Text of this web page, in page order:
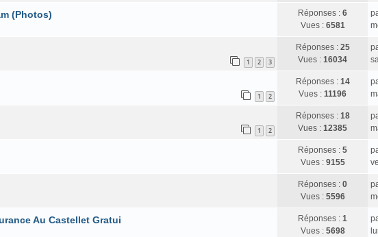
(Photos) Réponses : 6
Vues : 6581
1 2 3
Réponses : 25
Vues : 16034
1 2
Réponses : 14
Vues : 11196
1 2
Réponses : 18
Vues : 12385
Réponses : 5
Vues : 9155
Réponses : 0
Vues : 5596
Au Castellet Gratui Réponses : 1
Vues : 5698